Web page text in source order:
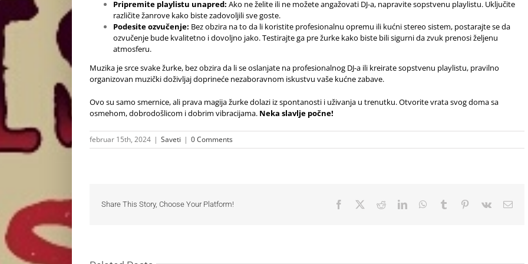
Pripremite playlistu unapred: Ako ne želite ili ne možete angažovati DJ-a, napravite sopstvenu playlistu. Uključite
različite žanrove kako biste zadovoljili sve goste.
Podesite ozvučenje: Bez obzira na to da li koristite profesionalnu opremu ili kućni stereo sistem, postarajte se da
ozvučenje bude kvalitetno i dovoljno jako. Testirajte ga pre žurke kako biste bili sigurni da zvuk prenosi željenu
atmosferu.
Muzika je srce svake žurke, bez obzira da li se oslanjate na profesionalnog DJ-a ili kreirate sopstvenu playlistu, pravilno
organizovan muzički doživljaj doprineće nezaboravnom iskustvu vaše kućne zabave.
Ovo su samo smernice, ali prava magija žurke dolazi iz spontanosti i uživanja u trenutku. Otvorite vrata svog doma sa
osmehom, dobrodošlicom i dobrim vibracijama. Neka slavlje počne!
februar 15th, 2024 | Saveti | 0 Comments
Share This Story, Choose Your Platform! Facebook RedditLinkedInWhatsApp
Tumblr Pinterest
Vk